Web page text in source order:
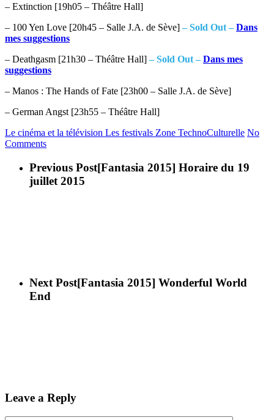
– Extinction [19h05 – Théâtre Hall]
– 100 Yen Love [20h45 – Salle J.A. de Sève]– Sold Out –Dans
mes suggestions
– Deathgasm [21h30 – Théâtre Hall]– Sold Out –Dans mes
suggestions
– Manos : The Hands of Fate [23h00 – Salle J.A. de Sève]
– German Angst [23h55 – Théâtre Hall]
Le cinéma et la télévision Les festivals Zone TechnoCulturelle No
Comments
Previous Post[Fantasia 2015] Horaire du 19
juillet 2015
Next Post[Fantasia 2015] Wonderful World
End
Leave a Reply